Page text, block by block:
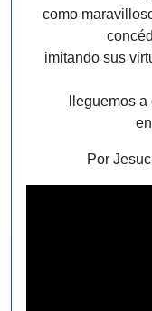
como
imitando sus
lleguemos
Por